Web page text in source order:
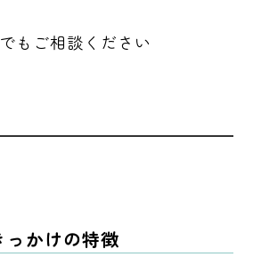
もご相談ください
っかけの特徴